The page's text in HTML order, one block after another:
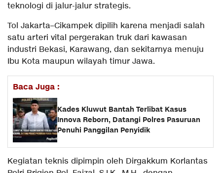
teknologi di jalur-jalur strategis.
Tol Jakarta–Cikampek dipilih karena menjadi salah
satu arteri vital pergerakan truk dari kawasan
industri Bekasi, Karawang, dan sekitarnya menuju
Ibu Kota maupun wilayah timur Jawa.
Baca Juga :
Kades Kluwut Bantah Terlibat Kasus
Innova Reborn, Datangi Polres Pasuruan
Penuhi Panggilan Penyidik
Kegiatan teknis dipimpin oleh Dirgakkum Korlantas